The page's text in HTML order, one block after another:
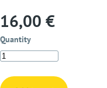
16,00 €
Quantity